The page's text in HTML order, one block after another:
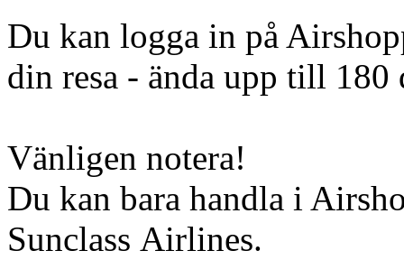
Du kan logga in på
din resa - ända upp till 180
Vänligen notera!
Du kan bara handla i
Sunclass Airlines.